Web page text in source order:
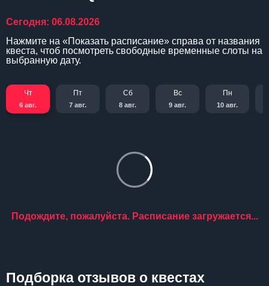
Сегодня: 06.08.2026
Нажмите на «Показать расписание» справа от названия
квеста, чтоб посмотреть свободные временные слоты на
выбранную дату.
Чт
6 авг.
Пт
7 авг.
Сб
8 авг.
Вс
9 авг.
Пн
10 авг.
Подождите, пожалуйста. Расписание загружается...
Подборка отзывов о квестах